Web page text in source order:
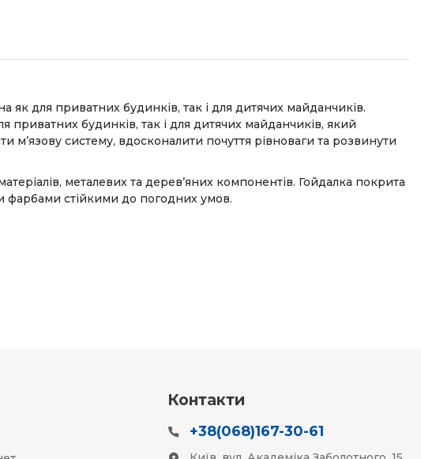
як для приватних будинків, так і для дитячих майданчиків.
будинків, так і для дитячих майданчиків, який
систему, вдосконалити почуття рівноваги та розвинути
металевих та дерев’яних компонентів. Гойдалка покрита
стійкими до погодних умов.
Контакти
+38(068)167-30-61